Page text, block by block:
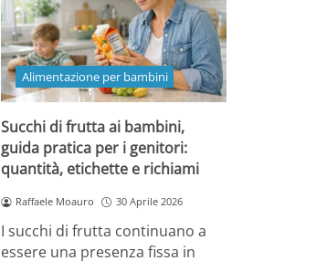
Alimentazione per bambini
Succhi di frutta ai bambini,
guida pratica per i genitori:
quantità, etichette e richiami
Raffaele Moauro 30 Aprile 2026
I succhi di frutta continuano a
essere una presenza fissa in